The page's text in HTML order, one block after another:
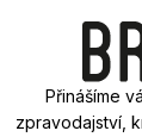
Přinášíme
zpravodajství,